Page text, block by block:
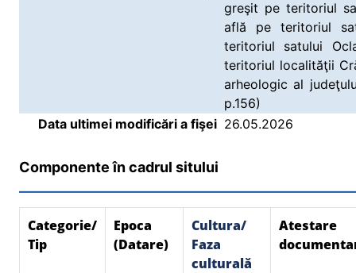
greşit pe teritoriul
află pe teritoriul
teritoriul satului
teritoriul localităţii
arheologic al
p.156)
Data ultimei modificări a fişei 26.05.2026
Componente în cadrul sitului
Categorie/
Tip
Epoca
(Datare)
Cultura/
Faza
culturală
Atestare